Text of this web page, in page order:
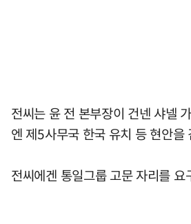
전씨는 윤 전 본부장이 건넨 샤넬
엔 제5사무국 한국 유치 등 현안
전씨에겐 통일그룹 고문 자리를